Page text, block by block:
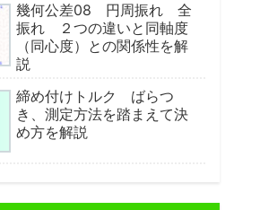
幾何公差08 円周振れ 全
振れ ２つの違いと同軸度
（同心度）との関係性を解
説
締め付けトルク ばらつ
き、測定方法を踏まえて決
め方を解説